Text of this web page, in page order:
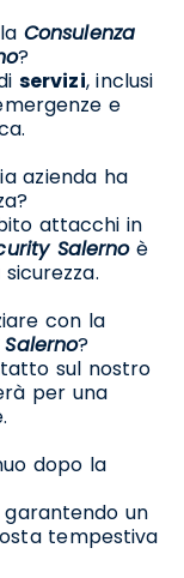
Consulenza
?
servizi, inclusi
e
azienda ha
attacchi in
Salernoè
con la
?
sul nostro
per una
dopo la
garantendo un
tempestiva